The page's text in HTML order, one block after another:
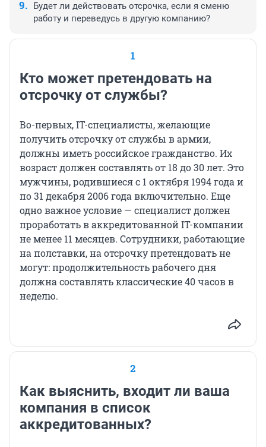
Будет ли действовать отсрочка, если я сменю
работу и переведусь в другую компанию?
1
Кто может претендовать на
отсрочку от службы?
Во-первых, IT-специалисты, желающие
получить отсрочку от службы в армии,
должны иметь российское гражданство. Их
возраст должен составлять от 18 до 30 лет. Это
мужчины, родившиеся с 1 октября 1994 года и
по 31 декабря 2006 года включительно. Еще
одно важное условие — специалист должен
проработать в аккредитованной IT-компании
не менее 11 месяцев. Сотрудники, работающие
на полставки, на отсрочку претендовать не
могут: продолжительность рабочего дня
должна составлять классические 40 часов в
неделю.
2
Как выяснить, входит ли ваша
компания в список
аккредитованных?